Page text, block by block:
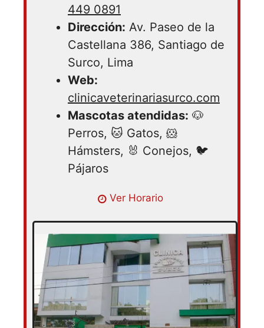
449 0891
Dirección: Av. Paseo de la
Castellana 386, Santiago de
Surco, Lima
Web:
clinicaveterinariasurco.com
Mascotas atendidas: 🐶
Perros, 🐱 Gatos, 🐹
Hámsters, 🐰 Conejos, 🐦
Pájaros
Lunes 09:00 – 21:00 | Martes 09:00 –
21:00 | Miercoles 09:00 – 21:00 | Jueves
09:00 – 21:00 | Viernes 09:00 – 21:00 |
Sabado 09:00 – 21:00 | Domingo 10:00 –
21:00
Ver Horario